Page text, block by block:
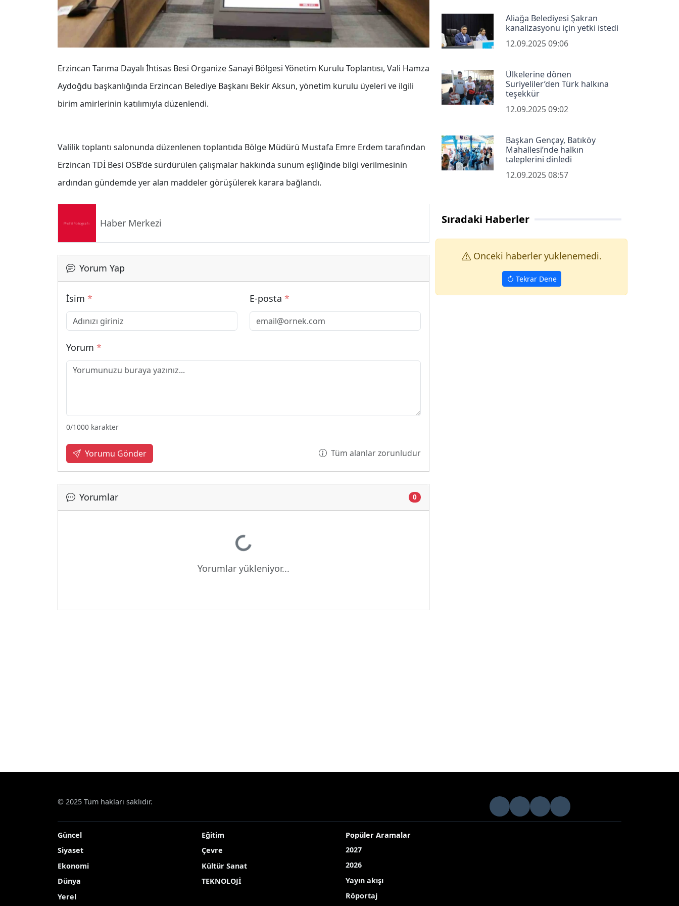
Erzincan Tarıma Dayalı İhtisas Besi Organize Sanayi Bölgesi Yönetim Kurulu Toplantısı, Vali Hamza
Aydoğdu başkanlığında Erzincan Belediye Başkanı Bekir Aksun, yönetim kurulu üyeleri ve ilgili
birim amirlerinin katılımıyla düzenlendi.
Valilik toplantı salonunda düzenlenen toplantıda Bölge Müdürü Mustafa Emre Erdem tarafından
Erzincan TDİ Besi OSB’de sürdürülen çalışmalar hakkında sunum eşliğinde bilgi verilmesinin
ardından gündemde yer alan maddeler görüşülerek karara bağlandı.
Haber Merkezi
Yorum Yap
İsim * E-posta *
Yorum *
0/1000 karakter
Yorumu Gönder Tüm alanlar zorunludur
Yorumlar 0
Yükleniyor...
Yorumlar yükleniyor...
Aliağa Belediyesi Şakran
kanalizasyonu için yetki istedi
12.09.2025 09:06
Ülkelerine dönen
Suriyeliler’den Türk halkına
teşekkür
12.09.2025 09:02
Başkan Gençay, Batıköy
Mahallesi’nde halkın
taleplerini dinledi
12.09.2025 08:57
Sıradaki Haberler
Onceki haberler yuklenemedi.
Tekrar Dene
© 2025 Tüm hakları saklıdır.
Güncel
Siyaset
Ekonomi
Dünya
Yerel
Eğitim
Çevre
Kültür Sanat
TEKNOLOJİ
Popüler Aramalar
2027
2026
Yayın akışı
Röportaj